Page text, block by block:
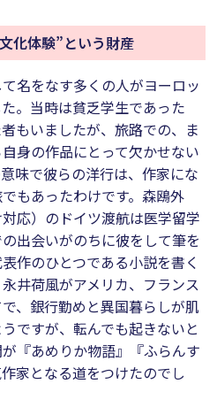
化体験”という財産
名をなす多くの人がヨーロッ
。当時は貧乏学生であった
もいましたが、旅路での、ま
身の作品にとって欠かせない
味で彼らの洋行は、作家にな
もあったわけです。森鴎外
応）のドイツ渡航は医学留学
出会いがのちに彼をして筆を
作のひとつである小説を書く
井荷風がアメリカ、フランス
、銀行勤めと異国暮らしが肌
ですが、転んでも起きないと
『あめりか物語』『ふらんす
家となる道をつけたのでし